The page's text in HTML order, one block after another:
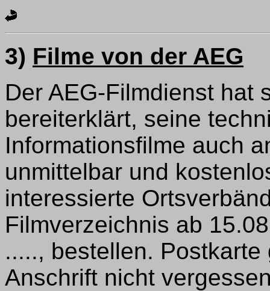
3) Filme von der AEG
Der AEG-Filmdienst hat
bereiterklärt, seine
Informationsfilme auch
unmittelbar und
interessierte
Filmverzeichnis ab
....., bestellen.
Anschrift nicht